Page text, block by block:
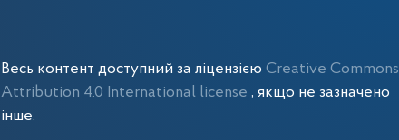
Весь контент доступний за ліцензією Creative Commons
Attribution 4.0 International license , якщо не зазначено
інше.